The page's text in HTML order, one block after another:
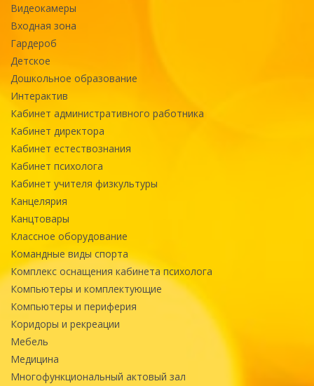
Видеокамеры
Входная зона
Гардероб
Детское
Дошкольное образование
Интерактив
Кабинет административного работника
Кабинет директора
Кабинет естествознания
Кабинет психолога
Кабинет учителя физкультуры
Канцелярия
Канцтовары
Классное оборудование
Командные виды спорта
Комплекс оснащения кабинета психолога
Компьютеры и комплектующие
Компьютеры и периферия
Коридоры и рекреации
Мебель
Медицина
Многофункциональный актовый зал